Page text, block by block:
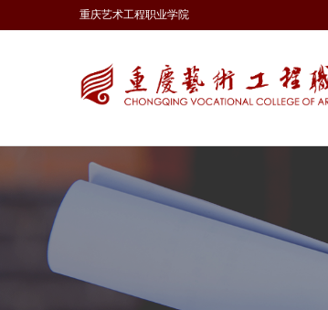
重庆艺术工程职业学院